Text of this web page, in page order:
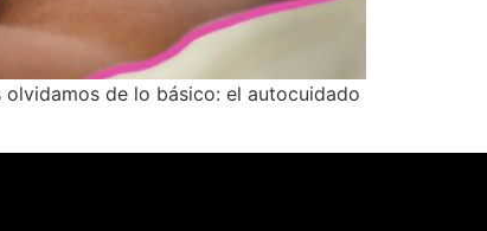
de lo básico: el autocuidado